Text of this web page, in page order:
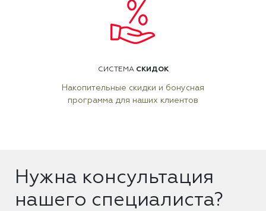
СИСТЕМА СКИДОК
Накопительные скидки и бонусная
программа для наших клиентов
Нужна консультация
нашего специалиста?